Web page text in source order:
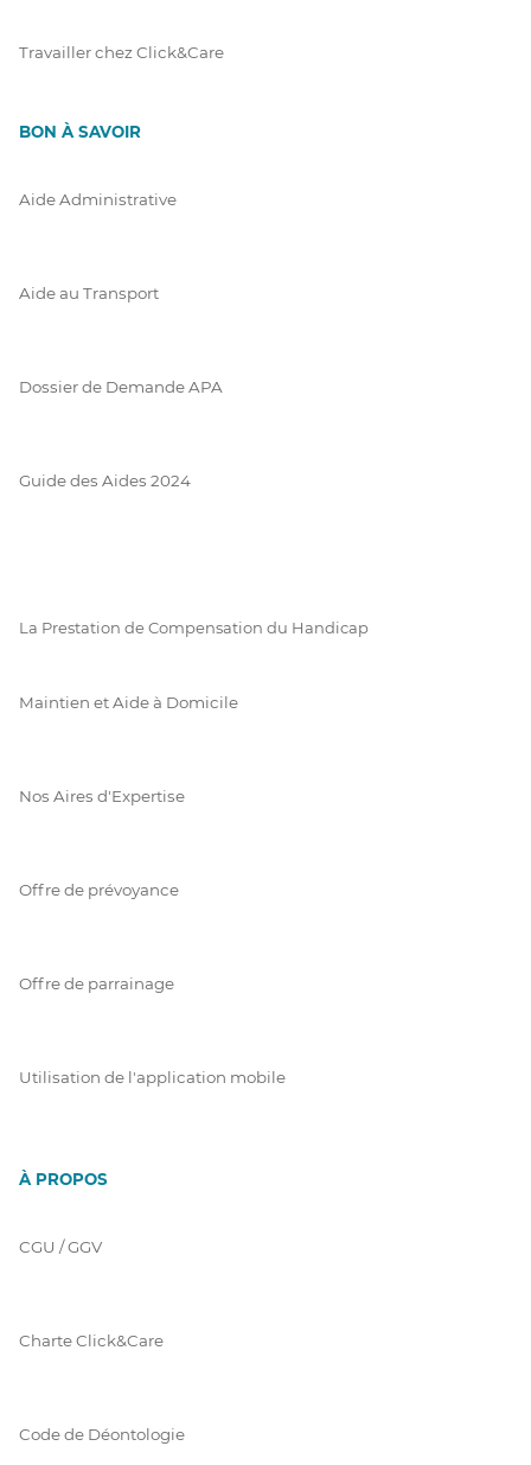
Travailler chez Click&Care
BON À SAVOIR
Aide Administrative
Aide au Transport
Dossier de Demande APA
Guide des Aides 2024
La Prestation de Compensation du Handicap
Maintien et Aide à Domicile
Nos Aires d'Expertise
Offre de prévoyance
Offre de parrainage
Utilisation de l'application mobile
À PROPOS
CGU / GGV
Charte Click&Care
Code de Déontologie